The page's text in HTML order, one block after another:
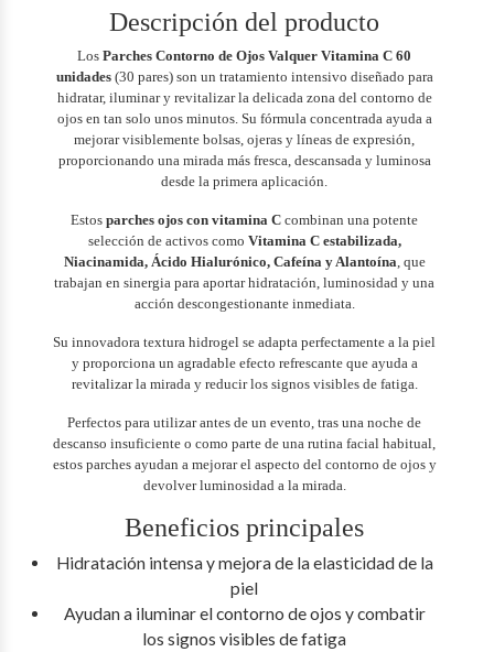
Descripción del producto
LosParches Contorno de Ojos Valquer Vitamina C 60
unidades(30 pares) son un tratamiento intensivo diseñado para
hidratar, iluminar y revitalizar la delicada zona del contorno de
ojos en tan solo unos minutos. Su fórmula concentrada ayuda a
mejorar visiblemente bolsas, ojeras y líneas de expresión,
proporcionando una mirada más fresca, descansada y luminosa
desde la primera aplicación.
Estosparches ojos con vitamina C combinan una potente
selección de activos como Vitamina C estabilizada,
Niacinamida, Ácido Hialurónico, Cafeína y Alantoína , que
trabajan en sinergia para aportar hidratación, luminosidad y una
acción descongestionante inmediata.
Su innovadora textura hidrogel se adapta perfectamente a la piel
y proporciona un agradable efecto refrescante que ayuda a
revitalizar la mirada y reducir los signos visibles de fatiga.
Perfectos para utilizar antes de un evento, tras una noche de
descanso insuficiente o como parte de una rutina facial habitual,
estos parches ayudan a mejorar el aspecto del contorno de ojos y
devolver luminosidad a la mirada.
Beneficios principales
Hidratación intensa y mejora de la elasticidad de la
piel
Ayudan a iluminar el contorno de ojos y combatir
los signos visibles de fatiga